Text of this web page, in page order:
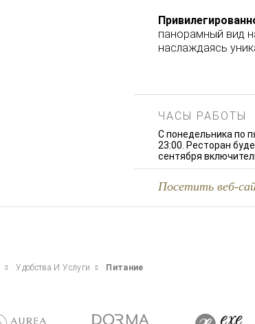
панорамный вид
наслаждаясь
ЧАСЫ РАБОТЫ
С понедельника по
23:00. Ресторан
сентября
Посетить веб-
Удобства И Услуги Питание